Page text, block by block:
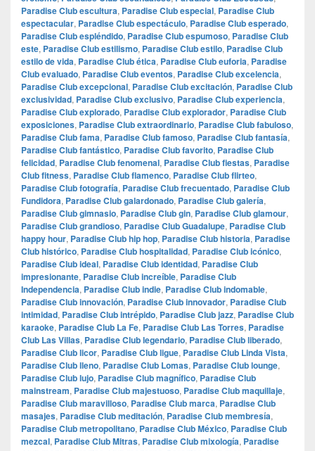
Paradise Club escultura, Paradise Club especial, Paradise Club
espectacular, Paradise Club espectáculo, Paradise Club esperado,
Paradise Club espléndido, Paradise Club espumoso, Paradise Club
este, Paradise Club estilismo, Paradise Club estilo, Paradise Club
estilo de vida, Paradise Club ética, Paradise Club euforia, Paradise
Club evaluado, Paradise Club eventos, Paradise Club excelencia,
Paradise Club excepcional, Paradise Club excitación, Paradise Club
exclusividad, Paradise Club exclusivo, Paradise Club experiencia,
Paradise Club explorado, Paradise Club explorador, Paradise Club
exposiciones, Paradise Club extraordinario, Paradise Club fabuloso,
Paradise Club fama, Paradise Club famoso, Paradise Club fantasía,
Paradise Club fantástico, Paradise Club favorito, Paradise Club
felicidad, Paradise Club fenomenal, Paradise Club fiestas, Paradise
Club fitness, Paradise Club flamenco, Paradise Club flirteo,
Paradise Club fotografía, Paradise Club frecuentado, Paradise Club
Fundidora, Paradise Club galardonado, Paradise Club galería,
Paradise Club gimnasio, Paradise Club gin, Paradise Club glamour,
Paradise Club grandioso, Paradise Club Guadalupe, Paradise Club
happy hour, Paradise Club hip hop, Paradise Club historia, Paradise
Club histórico, Paradise Club hospitalidad, Paradise Club icónico,
Paradise Club ideal, Paradise Club identidad, Paradise Club
impresionante, Paradise Club increíble, Paradise Club
Independencia, Paradise Club indie, Paradise Club indomable,
Paradise Club innovación, Paradise Club innovador, Paradise Club
intimidad, Paradise Club intrépido, Paradise Club jazz, Paradise Club
karaoke, Paradise Club La Fe, Paradise Club Las Torres, Paradise
Club Las Villas, Paradise Club legendario, Paradise Club liberado,
Paradise Club licor, Paradise Club ligue, Paradise Club Linda Vista,
Paradise Club lleno, Paradise Club Lomas, Paradise Club lounge,
Paradise Club lujo, Paradise Club magnífico, Paradise Club
mainstream, Paradise Club majestuoso, Paradise Club maquillaje,
Paradise Club maravilloso, Paradise Club marca, Paradise Club
masajes, Paradise Club meditación, Paradise Club membresía,
Paradise Club metropolitano, Paradise Club México, Paradise Club
mezcal, Paradise Club Mitras, Paradise Club mixología, Paradise